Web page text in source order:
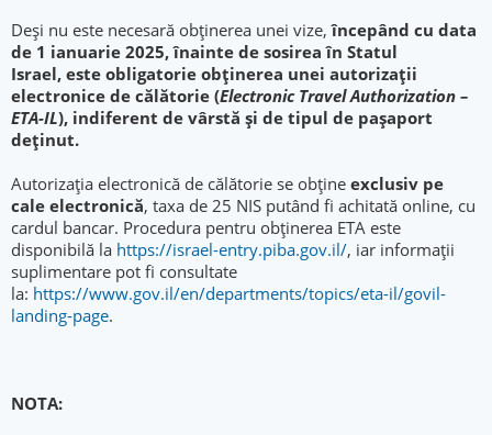
Deși nu este necesară obținerea unei vize, începând cu data
de 1 ianuarie 2025, înainte de sosirea în Statul
Israel, este obligatorie obținerea unei autorizații
electronice de călătorie (Electronic Travel Authorization –
ETA-IL), indiferent de vârstă și de tipul de pașaport
deținut.
Autorizația electronică de călătorie se obține exclusiv pe
cale electronică, taxa de 25 NIS putând fi achitată online, cu
cardul bancar. Procedura pentru obținerea ETA este
disponibilă la https://israel-entry.piba.gov.il/, iar informații
suplimentare pot fi consultate
la: https://www.gov.il/en/departments/topics/eta-il/govil-
landing-page.
NOTA: